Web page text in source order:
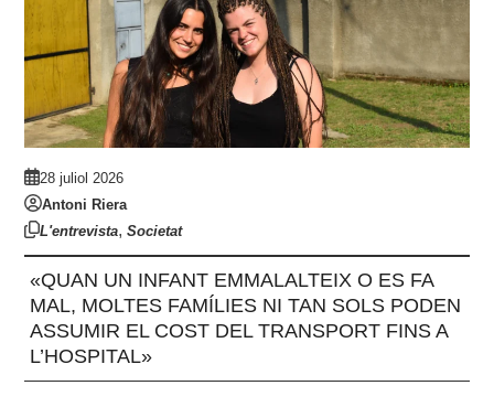
28 juliol 2026
Antoni Riera
L'entrevista,Societat
«QUAN UN INFANT EMMALALTEIX O ES FA
MAL, MOLTES FAMÍLIES NI TAN SOLS PODEN
ASSUMIR EL COST DEL TRANSPORT FINS A
L’HOSPITAL»